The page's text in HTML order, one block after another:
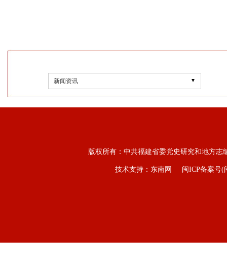
新闻资讯
版权所有：中共福建省委党史研究和地方
技术支持：东南网 闽ICP备案号(